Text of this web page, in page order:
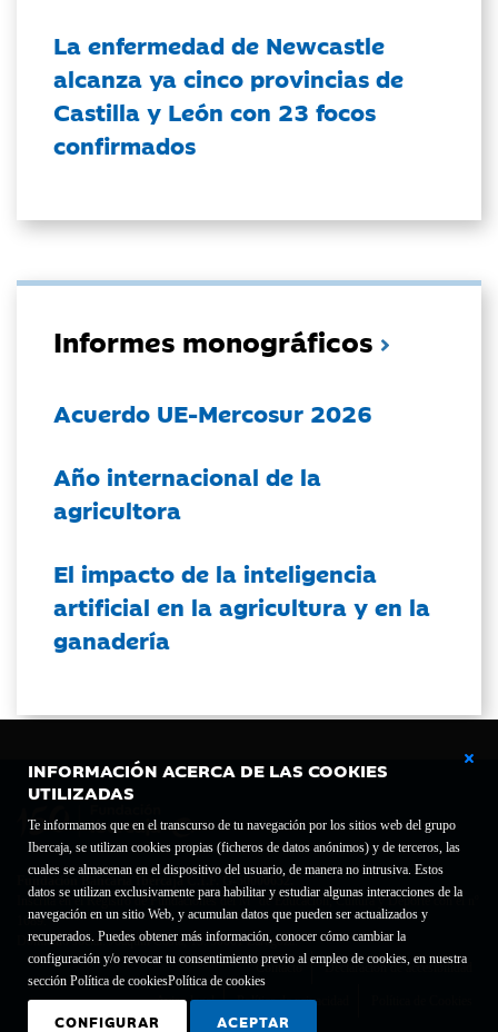
INFORMACIÓN ACERCA DE LAS COOKIES
UTILIZADAS
Te informamos que en el transcurso de tu navegación por los sitios web del grupo
Ibercaja, se utilizan cookies propias (ficheros de datos anónimos) y de terceros, las
cuales se almacenan en el dispositivo del usuario, de manera no intrusiva. Estos
datos se utilizan exclusivamente para habilitar y estudiar algunas interacciones de la
navegación en un sitio Web, y acumulan datos que pueden ser actualizados y
recuperados. Puedes obtener más información, conocer cómo cambiar la
configuración y/o revocar tu consentimiento previo al empleo de cookies, en nuestra
sección Política de cookiesPolítica de cookies
CONFIGURAR ACEPTAR
La enfermedad de Newcastle
alcanza ya cinco provincias de
Castilla y León con 23 focos
confirmados
Informes monográficos
Acuerdo UE-Mercosur 2026
Año internacional de la
agricultora
El impacto de la inteligencia
artificial en la agricultura y en la
ganadería
Fundación Bancaria Ibercaja C.I.F. G-50000652.
Inscrita en el Registro de Fundaciones del Mº de Educación, Cultura y Deporte con el nº
1689.
Domicilio social: Joaquín Costa, 13. 50001 Zaragoza.
Contacto
Declaración de accesibilidad
Aviso legal Política de privacidad